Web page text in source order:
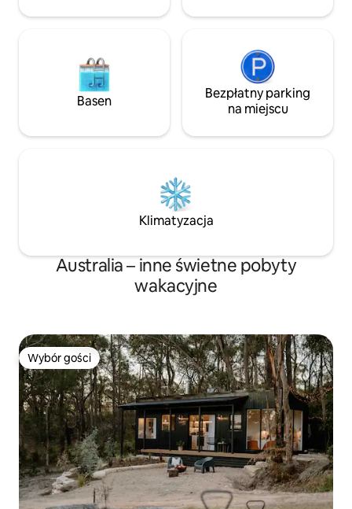
Victorii.
Basen
Bezpłatny parking
na miejscu
Klimatyzacja
Australia – inne świetne pobyty
wakacyjne
Wybór gości
Wybór gości